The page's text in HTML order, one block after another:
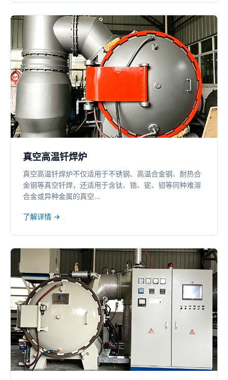
真空高温钎焊炉
真空高温钎焊炉不仅适用于不锈钢、高温合金钢、耐热合
金钢等真空钎焊，还适用于含钛、锆、铌、钼等同种难溶
合金或异种金属的真空...
了解详情 →